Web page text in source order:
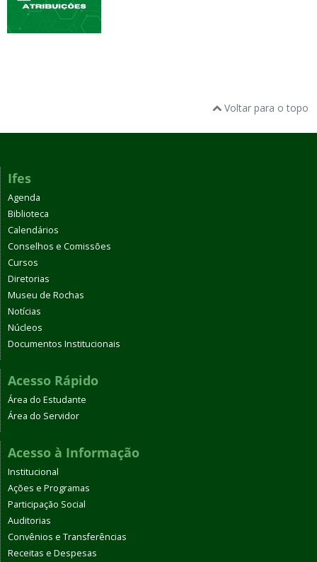
Voltar para o topo
Ifes
Agenda
Biblioteca
Calendários
Conselhos e Comissões
Cursos
Diretorias
Museu de Rochas
Notícias
Núcleos
Documentos Institucionais
Acesso Rápido
Área do Estudante
Área do Servidor
Acesso à Informação
Institucional
Ações e Programas
Participação Social
Auditorias
Convênios e Transferências
Receitas e Despesas